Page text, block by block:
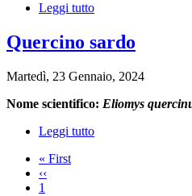
Leggi tutto
tirrenica
-
Quercino sardo
Martedì, 23 Gennaio, 2024
Nome scientifico: Eliomys
Leggi tutto
Pagination
First
page
« First
Previous
page
‹‹
Page
1